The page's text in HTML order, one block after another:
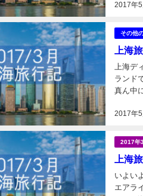
2017年5
その他
上海
2017年5
上海ディ
ランド
真ん中
2017年
上海
いよいよ出
エアラ